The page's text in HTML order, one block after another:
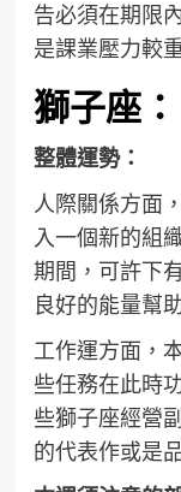
告必須在期限
是課業壓力較
獅子座：
整體運勢：
人際關係方面
入一個新的組
期間，可許下
良好的能量幫
工作運方面，
些任務在此時
些獅子座經營
的代表作或是